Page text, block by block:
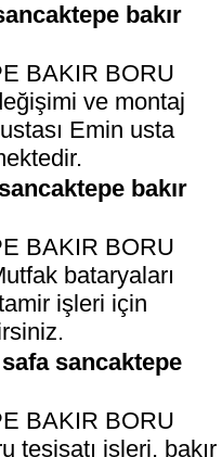
bakır
BAKIR BORU
ve montaj
Emin usta
bakır
BAKIR BORU
bataryaları
işleri için
sancaktepe
BAKIR BORU
tesisatı işleri, bakır